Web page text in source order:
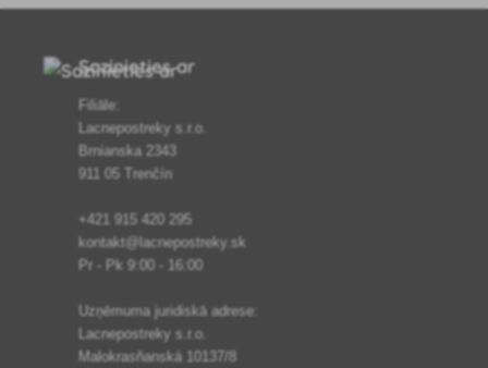
Sazinieties ar
Filiāle:
Lacnepostreky s.r.o.
Brnianska 2343
911 05 Trenčín
+421 915 420 295
kontakt@lacnepostreky.sk
Pr - Pk 9:00 - 16:00
Uzņēmuma juridiskā adrese:
Lacnepostreky s.r.o.
Malokrasňanská 10137/8